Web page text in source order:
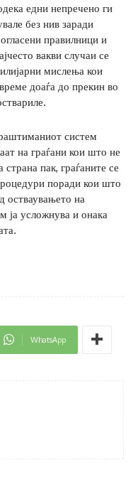
едни непречено ги
без нив заради
правилници и
вакви случаи се
мислења кои
доаѓа до прекин во
систем
на граѓани кои што не
пак, граѓаните се
поради кои што
остваувањето на
ја усложнува и онака
WhatsApp